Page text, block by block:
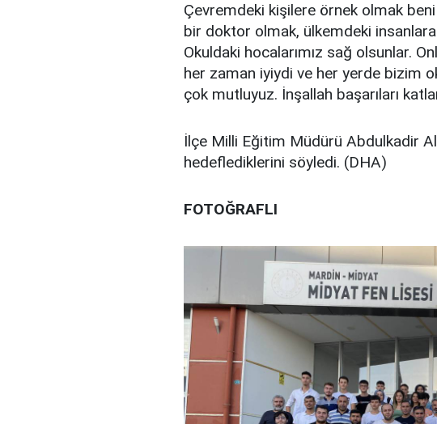
Çevremdeki kişilere örnek olmak
bir doktor olmak, ülkemdeki
Okuldaki hocalarımız sağ olsunlar.
her zaman iyiydi ve her yerde bizim
çok mutluyuz. İnşallah başarıları
İlçe Milli Eğitim Müdürü Abdulkadir
hedeflediklerini söyledi. (DHA)
FOTOĞRAFLI